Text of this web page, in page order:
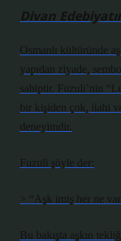
Divan
Osmanlı kültüründe
yapıdan ziyade,
sahiptir. Fuzuli’nin
bir kişiden çok, ilahi
deneyimdir.
Fuzuli şöyle der:
> “Aşk imiş her ne
Bu bakışta aşkın